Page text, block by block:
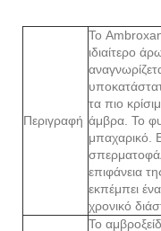
Περιγραφή
Το Ambroxan
ιδιαίτερο
τα πιο
άμβρα. Το
μπαχαρικό.
επιφάνεια
εκπέμπει
χρονικό
Το